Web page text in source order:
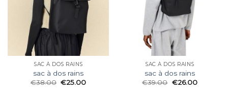
SAC À DOS RAINS
sac à dos rains
€38.00 €25.00
SAC À DOS RAINS
sac à dos rains
€39.00 €26.00